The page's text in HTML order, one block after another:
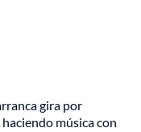
gira por
música con